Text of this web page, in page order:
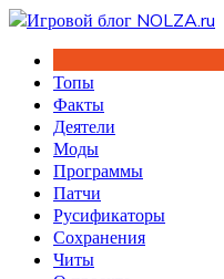
Перейти
содержимому
Топы
Факты
Деятели
Моды
Программы
Патчи
Русификаторы
Сохранения
Читы